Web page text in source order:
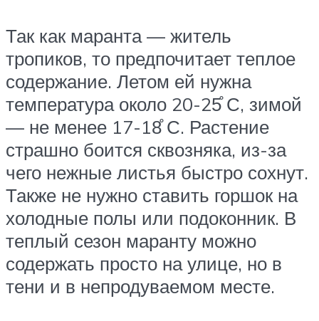
Так как маранта — житель
тропиков, то предпочитает теплое
содержание. Летом ей нужна
температура около 20-25̊ С, зимой
— не менее 17-18̊ С. Растение
страшно боится сквозняка, из-за
чего нежные листья быстро сохнут.
Также не нужно ставить горшок на
холодные полы или подоконник. В
теплый сезон маранту можно
содержать просто на улице, но в
тени и в непродуваемом месте.